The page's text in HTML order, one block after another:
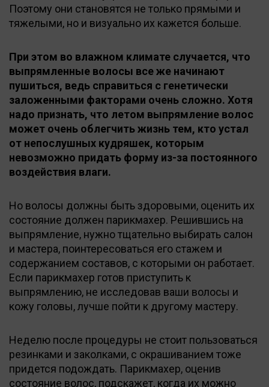
Поэтому они становятся не только прямыми и
тяжелыми, но и визуально их кажется больше.
При этом во влажном климате случается, что
выпрямленные волосы все же начинают
пушиться, ведь справиться с генетически
заложенными факторами очень сложно. Хотя
надо признать, что летом выпрямление волос
может очень облегчить жизнь тем, кто устал
от непослушных кудряшек, которым
невозможно придать форму из-за постоянного
воздействия влаги.
Но волосы должны быть здоровыми, оценить их
состояние должен парикмахер. Решившись на
выпрямление, нужно тщательно выбирать салон
и мастера, поинтересоваться его стажем и
содержанием составов, с которыми он работает.
Если парикмахер готов приступить к
выпрямлению, не исследовав ваши волосы и
кожу головы, лучше пойти к другому мастеру.
Неделю после процедуры не стоит пользоваться
резинками и заколками, с окрашиванием тоже
придется подождать. Парикмахер, оценив
состояние волос, подскажет, когда их можно